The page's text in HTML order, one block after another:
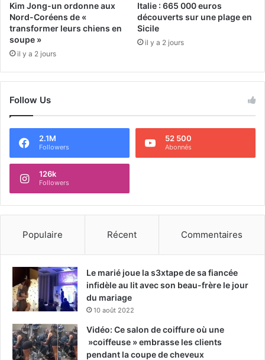
Kim Jong-un ordonne aux
Nord-Coréens de «
transformer leurs chiens en
soupe »
il y a 2 jours
Italie : 665 000 euros
découverts sur une plage en
Sicile
il y a 2 jours
Follow Us
2.1M
Followers
52 500
Abonnés
126k
Followers
Populaire Récent Commentaires
Le marié joue la s3xtape de sa fiancée
infidèle au lit avec son beau-frère le jour
du mariage
10 août 2022
Vidéo: Ce salon de coiffure où une
»coiffeuse » embrasse les clients
pendant la coupe de cheveux